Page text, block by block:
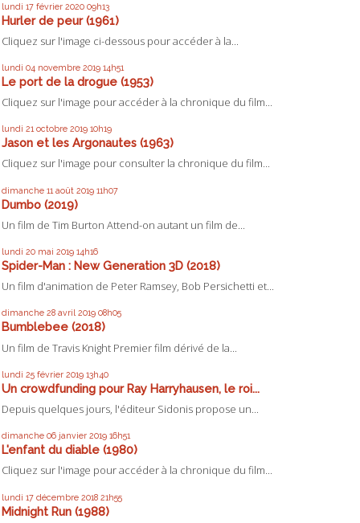
lundi 17 février 2020 09h13
Hurler de peur (1961)
Cliquez sur l'image ci-dessous pour accéder à la...
lundi 04 novembre 2019 14h51
Le port de la drogue (1953)
Cliquez sur l'image pour accéder à la chronique du film...
lundi 21 octobre 2019 10h19
Jason et les Argonautes (1963)
Cliquez sur l'image pour consulter la chronique du film...
dimanche 11 août 2019 11h07
Dumbo (2019)
Un film de Tim Burton Attend-on autant un film de...
lundi 20 mai 2019 14h16
Spider-Man : New Generation 3D (2018)
Un film d'animation de Peter Ramsey, Bob Persichetti et...
dimanche 28 avril 2019 08h05
Bumblebee (2018)
Un film de Travis Knight Premier film dérivé de la...
lundi 25 février 2019 13h40
Un crowdfunding pour Ray Harryhausen, le roi...
Depuis quelques jours, l'éditeur Sidonis propose un...
dimanche 06 janvier 2019 16h51
L'enfant du diable (1980)
Cliquez sur l'image pour accéder à la chronique du film...
lundi 17 décembre 2018 21h55
Midnight Run (1988)